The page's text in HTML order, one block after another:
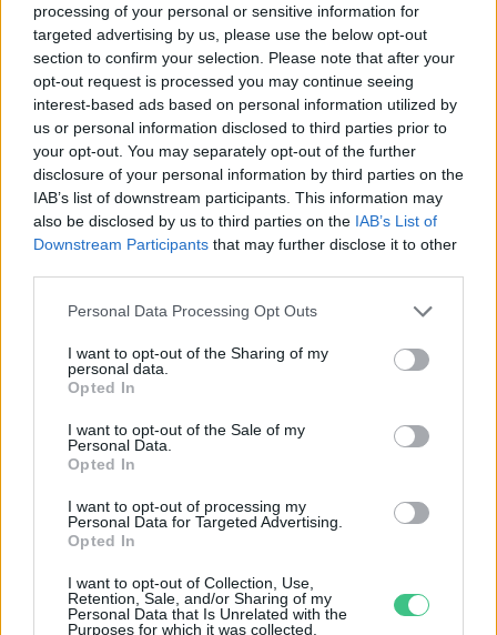
processing of your personal or sensitive information for
targeted advertising by us, please use the below opt-out
section to confirm your selection. Please note that after your
opt-out request is processed you may continue seeing
interest-based ads based on personal information utilized by
us or personal information disclosed to third parties prior to
your opt-out. You may separately opt-out of the further
disclosure of your personal information by third parties on the
IAB’s list of downstream participants. This information may
also be disclosed by us to third parties on the IAB’s List of
Downstream Participants that may further disclose it to other
Personal Data Processing Opt Outs
I want to opt-out of the Sharing of my
personal data.
Opted In
I want to opt-out of the Sale of my
Personal Data.
Opted In
I want to opt-out of processing my
Personal Data for Targeted Advertising.
Opted In
I want to opt-out of Collection, Use,
Retention, Sale, and/or Sharing of my
Personal Data that Is Unrelated with the
Purposes for which it was collected.
Rekord alacsony a Velencei-tó vízszintje. Alkalmazkodási válság
vagy ökológiai katasztrófa? Dr. Boromisza Zsomborral jártuk körbe
a tó múltját, jelenét, jövőjét.
Mit tehetünk a hazai erdőtüzek
ellen?
Tombol a hőség és az aszály, mégis
nő a klímaszkepticizmus